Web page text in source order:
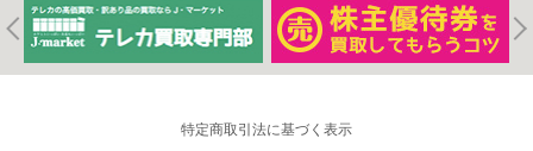
特定商取引法に基づく表示